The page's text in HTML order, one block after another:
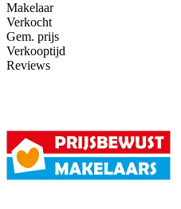
Makelaar
Verkocht
Gem. prijs
Verkooptijd
Reviews